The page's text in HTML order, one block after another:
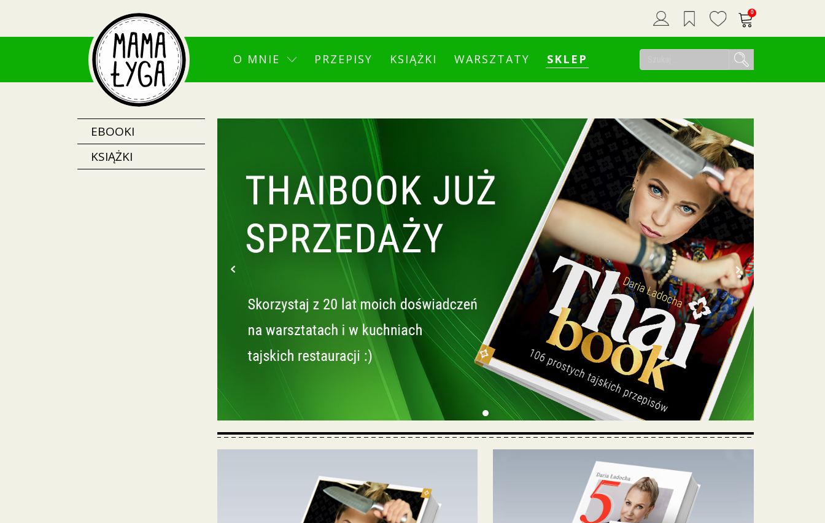
0
O MNIE PRZEPISY KSIĄŻKI WARSZTATY SKLEP
EBOOKI
KSIĄŻKI